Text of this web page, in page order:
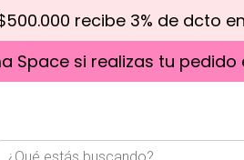
recibe 3% de dcto
Space si realizas tu